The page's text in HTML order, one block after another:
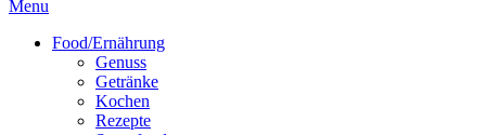
Menu
Food/Ernährung
Genuss
Getränke
Kochen
Rezepte